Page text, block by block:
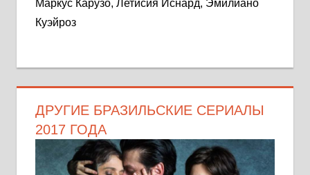
Маркус Карузо, Летисия Иснард, Эмилиано
Куэйроз
ДРУГИЕ БРАЗИЛЬСКИЕ СЕРИАЛЫ
2017 ГОДА